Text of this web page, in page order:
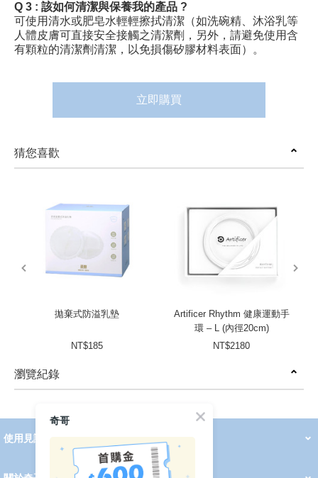
Q 3 : 該如何清潔與保養我的產品 ?
可使用清水或肥皂水輕輕擦拭清潔（如洗碗精、沐浴乳等
人體皮膚可直接安全接觸之清潔劑，另外，請避免使用含
有顆粒的清潔劑清潔，以免損傷矽膠材料表面）。
立即購買
猜您喜歡
拋棄式防溢乳墊
NT$185
Artificer Rhythm 健康運動手
環 – L (內徑20cm)
NT$2180
瀏覽紀錄
prev
next
使用見證 線上DM
2026 PADDINGTON 春夏服飾
2026 Peter Rabbit 春夏服飾
2026 CHIC BASICS春夏服飾
2026 Chic“a”Bon 派對禮服系列
2026 Chic“a”Bon 春夏服飾
媽咪購物指南
奇哥